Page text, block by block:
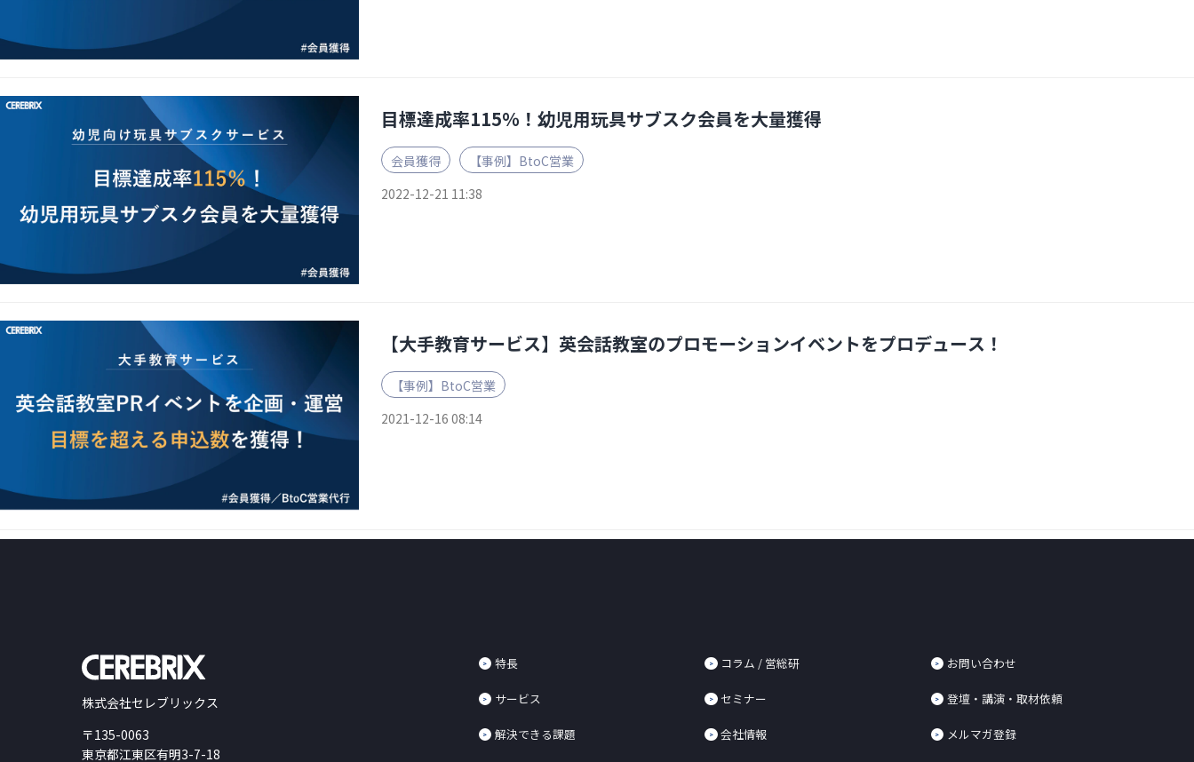
目標達成率115％！幼児用玩具サブスク会員を大量獲得
会員獲得
【事例】BtoC営業
2022-12-21 11:38
【大手教育サービス】英会話教室のプロモーションイベントをプロデュース！
【事例】BtoC営業
2021-12-16 08:14
株式会社セレブリックス
〒135-0063
東京都江東区有明3-7-18
特長
サービス
解決できる課題
コラム / 営総研
セミナー
会社情報
お問い合わせ
登壇・講演・取材依頼
メルマガ登録